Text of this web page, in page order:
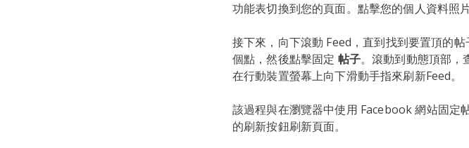
功能表切換到您的頁面。點擊您的個人資料照
接下來，向下滾動 Feed，直到找到要置頂的
個點，然後點擊固定 帖子。滾動到動態頂部，
在行動裝置螢幕上向下滑動手指來刷新Feed。
該過程與在瀏覽器中使用 Facebook 網站固定
的刷新按鈕刷新頁面。